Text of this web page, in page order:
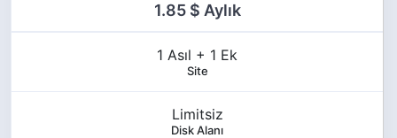
1.85 $ Aylık
1 Asıl + 1 Ek
Site
Limitsiz
Disk Alanı